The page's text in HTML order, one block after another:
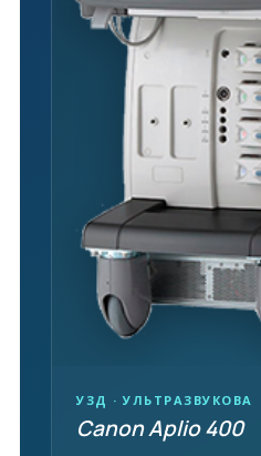
УЗД · УЛЬТРАЗВУКОВА
Canon Aplio 400